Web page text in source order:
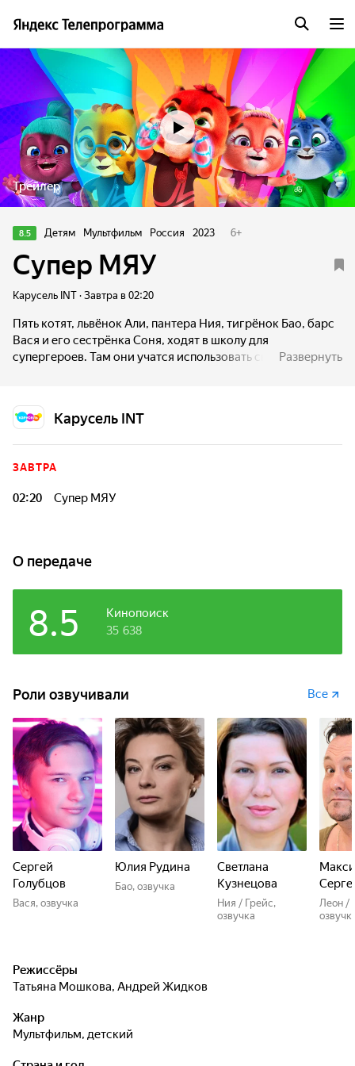
Трейлер
8.5 Детям Мультфильм Россия 2023 6+
Супер МЯУ
Карусель INT · Завтра в 02:20
Пять котят, львёнок Али, пантера Ния, тигрёнок Бао, барс
Вася и его сестрёнка Соня, ходят в школу для
супергероев. Там они учатся использовать свои
переманить талантливых учеников в свою школу
суперзлодеев.
Развернуть
Карусель INT
ЗАВТРА
02:20 Супер МЯУ
О передаче
Кинопоиск
8.5 35 638
Роли озвучивали Все
Сергей
Голубцов
Вася, озвучка
Юлия Рудина
Бао, озвучка
Светлана
Кузнецова
Ния / Грейс,
озвучка
Леон /
Режиссёры
Татьяна Мошкова, Андрей Жидков
Жанр
мультфильм, детский